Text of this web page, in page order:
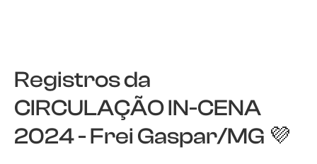
Registros da
CIRCULAÇÃO IN-CENA
2024 - Frei Gaspar/MG 💜